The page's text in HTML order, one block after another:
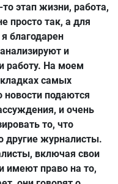
этап жизни, работа,
просто так, а для
благодарен
и
работу. На моем
самых
подаются
и очень
то, что
другие журналисты.
включая свои
имеют право на то,